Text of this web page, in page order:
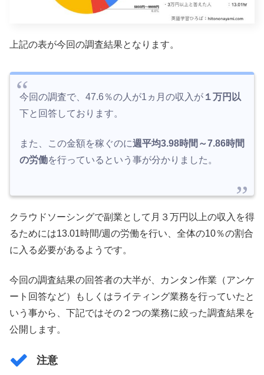
上記の表が今回の調査結果となります。
今回の調査で、47.6％の人が1ヵ月の収入が １万円以
下と回答しております。
また、この金額を稼ぐのに週平均3.98時間～7.86時間
の労働を行っているという事が分かりました。
クラウドソーシングで副業として月３万円以上の収入を得
るためには13.01時間/週の労働を行い、全体の10％の割合
に入る必要があるようです。
今回の調査結果の回答者の大半が、カンタン作業（アンケ
ート回答など）もしくはライティング業務を行っていたと
いう事から、下記ではその２つの業務に絞った調査結果を
公開します。
注意